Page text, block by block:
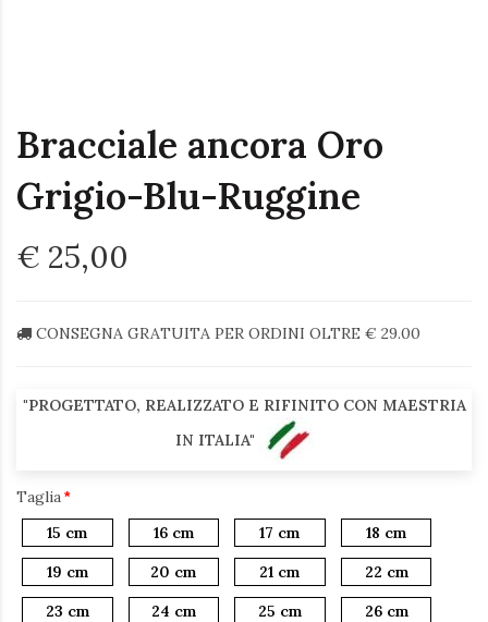
Bracciale ancora Oro
Grigio-Blu-Ruggine
€ 25,00
CONSEGNA GRATUITA PER ORDINI OLTRE € 29.00
"PROGETTATO, REALIZZATO E RIFINITO CON MAESTRIA
IN ITALIA"
Taglia
15 cm
16 cm 17 cm
18 cm
19 cm
20 cm 21 cm
22 cm
23 cm
24 cm 25 cm 26 cm